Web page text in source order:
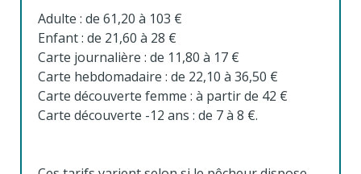
Adulte : de 61,20 à 103 €
Enfant : de 21,60 à 28 €
Carte journalière : de 11,80 à 17 €
Carte hebdomadaire : de 22,10 à 36,50 €
Carte découverte femme : à partir de 42 €
Carte découverte -12 ans : de 7 à 8 €.